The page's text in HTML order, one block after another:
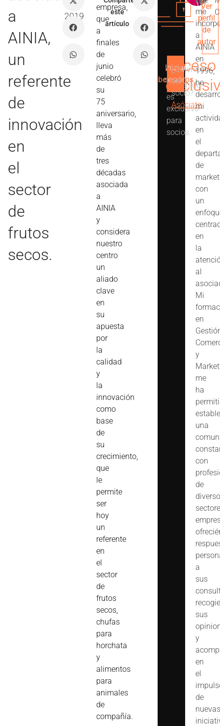
a
AINIA,
un
referente
de
innovación
en
el
sector
de
frutos
secos.
Jul
2019
empresa,
que
a
finales
de
junio
celebró
su
75
aniversario,
lleva
más
de
tres
décadas
asociada
a
AINIA
y
considera
nuestro
centro
un
aliado
clave
en
su
apuesta
por
la
calidad
y
la
innovación
como
base
de
su
crecimiento,
que
le
permite
ser
hoy
un
referente
en
el
sector
de
frutos
secos,
chufas
para
horchata
y
alimentos
para
animales
de
compañía.
este
artículo
Acceso
Este
contenido
es
exclusivo
para
socios.
Iniciar
sesión
Ver
beneficios
¿Quieres
ser
socio?
Asóciate
me
a
AINIA
en
1996,
he
mi
en
el
de
con
un
en
la
al
Mi
en
y
me
ha
una
con
de
a
sus
sus
y
en
el
de
nuevas
Ver
perfil
de
autor